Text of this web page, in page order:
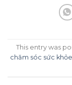
This entry was
chăm sóc sức khỏe